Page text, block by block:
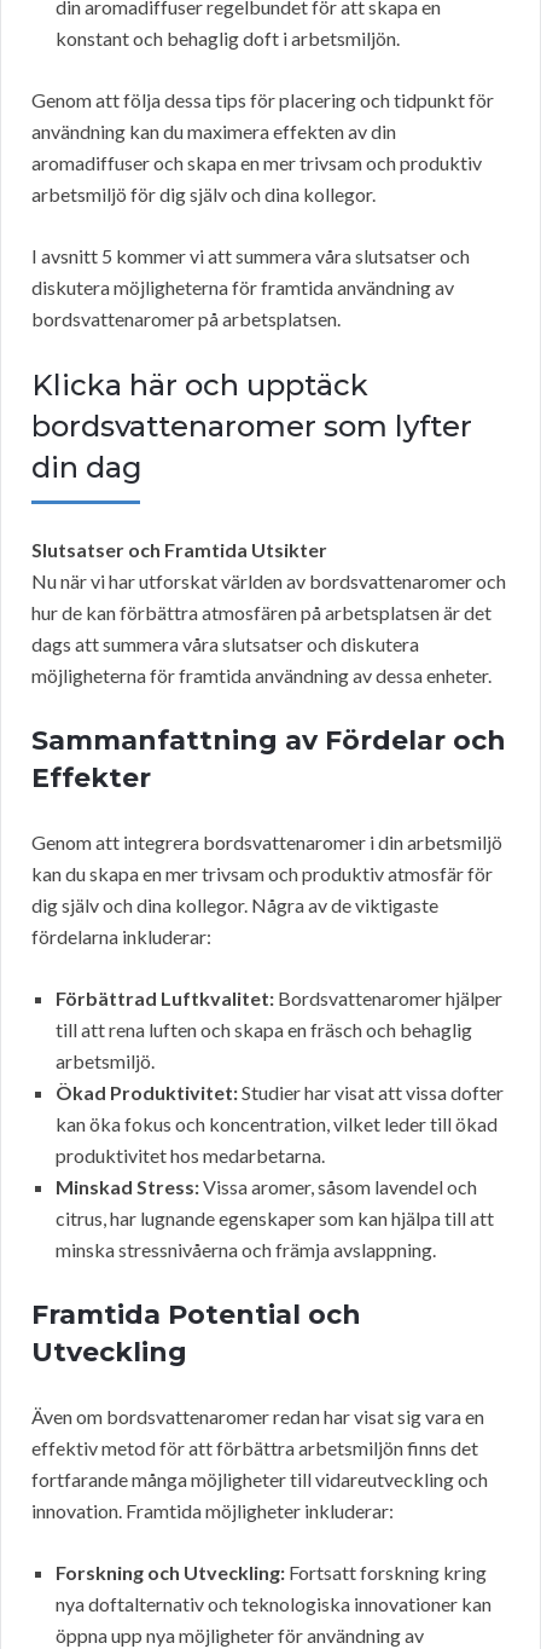
din aromadiffuser regelbundet för att skapa en
konstant och behaglig doft i arbetsmiljön.
Genom att följa dessa tips för placering och tidpunkt för
användning kan du maximera effekten av din
aromadiffuser och skapa en mer trivsam och produktiv
arbetsmiljö för dig själv och dina kollegor.
I avsnitt 5 kommer vi att summera våra slutsatser och
diskutera möjligheterna för framtida användning av
bordsvattenaromer på arbetsplatsen.
Klicka här och upptäck
bordsvattenaromer som lyfter
din dag
Slutsatser och Framtida Utsikter
Nu när vi har utforskat världen av bordsvattenaromer och
hur de kan förbättra atmosfären på arbetsplatsen är det
dags att summera våra slutsatser och diskutera
möjligheterna för framtida användning av dessa enheter.
Sammanfattning av Fördelar och
Effekter
Genom att integrera bordsvattenaromer i din arbetsmiljö
kan du skapa en mer trivsam och produktiv atmosfär för
dig själv och dina kollegor. Några av de viktigaste
fördelarna inkluderar:
Förbättrad Luftkvalitet: Bordsvattenaromer hjälper
till att rena luften och skapa en fräsch och behaglig
arbetsmiljö.
Ökad Produktivitet:Studier har visat att vissa dofter
kan öka fokus och koncentration, vilket leder till ökad
produktivitet hos medarbetarna.
Minskad Stress:Vissa aromer, såsom lavendel och
citrus, har lugnande egenskaper som kan hjälpa till att
minska stressnivåerna och främja avslappning.
Framtida Potential och
Utveckling
Även om bordsvattenaromer redan har visat sig vara en
effektiv metod för att förbättra arbetsmiljön finns det
fortfarande många möjligheter till vidareutveckling och
innovation. Framtida möjligheter inkluderar:
Forskning och Utveckling: Fortsatt forskning kring
nya doftalternativ och teknologiska innovationer kan
öppna upp nya möjligheter för användning av